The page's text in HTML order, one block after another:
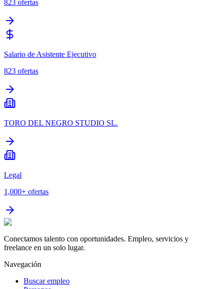
823 ofertas
Salario de Asistente Ejecutivo
823 ofertas
TORO DEL NEGRO STUDIO SL.
Legal
1,000+ ofertas
Conectamos talento con oportunidades. Empleo, servicios y
freelance en un solo lugar.
Navegación
Buscar empleo